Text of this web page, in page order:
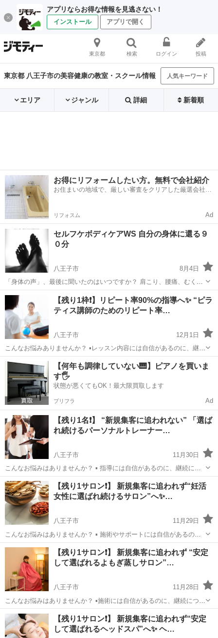
アプリならお得な情報を見逃さない！
インストール アプリで開く
東京都 検索 ログイン 投稿
東京都 八王子市の美容健康の教室・スクール情報 人気キーワード
エリア ジャンル 詳細 新着順
お得にリフォームしたい方。無料で会社紹介
お住まいの地域で、厳しい審査をクリアした厳選会社を
リフォスム Ad
セルフケボディケアWS 自分の身体に還る９
０分
八王子市
8月4日
「身体の声」、最後に聞いたのはいつですか？ 肩こり、腰痛、むく
み、冷え、疲れが抜けない… そんな不調を「年齢だから」「仕方な
い」と思っていませんか？ ヨーロッパで長年プロダンサーとして身体
と向き合ってきた経験と、官足法を...
東京 八王子市 フットマッサージ 肩こり
【残り1枠❗️】リピート率90%の指導へ✨ “ピラ
ティス講師のためのリピート率…
八王子市
12月1日
こんなお悩みありませんか？ ▪️レッスン内容には自信があるのに、継続
受講につながらない ▪️変化を出しているつもりなのに「なんとなく良か
った」で終わってしまう ▪️クライアントに合わせたプログラム設計が難
しく...
東京 八王子市 美容健康 ピラティス
【何年も調律していない🎹】ピアノを買いま
す🖐️
状態が悪くてもOK！最大限買取します
プリフラ Ad
【残り1名❗️】 “新規集客に追われない” 「選ば
れ続けるパーソナルトレーナー…
八王子市
11月30日
こんなお悩みはありませんか？ ▪️ 指導には自信があるのに、継続につ
ながらない ▪️ お客様は満足しているのに、「通い続ける理由」を十分
に伝えきれず次回予約が入らない ▪️ 他トレーナーとの違いを説明でき
ず、価格を...
東京 八王子市 美容健康 パーソナルトレーナー
【残り1サロン❗️】 新規集客に追われず“妊活
女性に選ばれ続けるサロン”へ✨…
八王子市
11月29日
こんなお悩みはありませんか？ ▪️ 施術やサポートには自信があるの
に、継続につながらない ▪️ お客様は満足しているのに、「妊活で通う
理由」を十分に伝えきれず次回予約が入らない ▪️ 他サロンとの違いを
説明で...
東京 八王子市 美容健康 妊活
【残り1サロン❗️】 新規集客に追われず “安定
して選ばれるよもぎ蒸しサロン”…
八王子市
11月28日
こんなお悩みはありませんか？ ▪️施術には自信があるのに、継続につな
がらない ▪️お客様は満足している様子なのに、必要性を十分に伝えられ
ず次回予約が入らない ▪️他店との違いを言葉で伝えきれず、価格を下げ
ざる...
東京 八王子市 美容健康 よもぎ蒸し
【残り1サロン❗️】 新規集客に追われず“安定
して選ばれるヘッドスパ”へ✨ ヘ…